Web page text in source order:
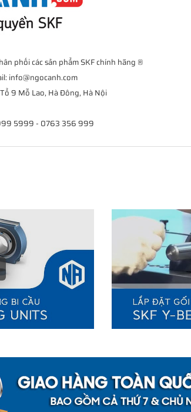
phối các sản phẩm SKF chính hãng ®
info@ngocanh.com
9 Mỗ Lao, Hà Đông, Hà Nội
5999 - 0763 356 999